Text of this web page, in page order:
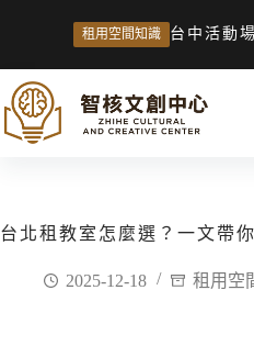
租用空間知識 台中活動
台北租教室怎麼選？一文帶
2025-12-18 租用空